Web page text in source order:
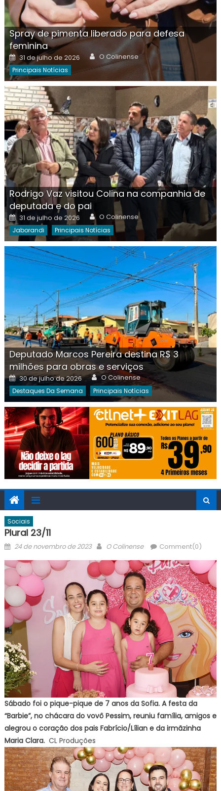
Spray de pimenta liberado para defesa
feminina
Posted
on
31 de julho de 2026 Author
O Colinense
Principais Notícias
Rodrigo Vaz visitou Colina na companhia de
deputada e do pai
Posted
on
31 de julho de 2026 Author
O Colinense
Jaborandi Principais Notícias
Deputado Marcos Pereira destina R$ 3
milhões para obras e serviços
Posted
on
30 de julho de 2026 Author
O Colinense
Destaques Da Semana Principais Notícias
Sociais
Plural 23/11
Posted
24 de novembro de 2023 Author
O Colinense Comment(0)
Sábado foi o pique-pique de 7 anos da Sofia. A festa da
“Barbie”, no chácara do vovô Pessim, reuniu família, amigos e
alegrou o coração dos pais Fabrício/Lílian e da irmãzinha
Maria Clara. CL Produções